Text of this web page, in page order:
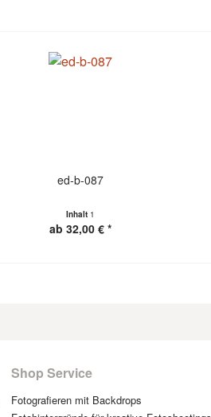
ed-b-087
Inhalt 1
ab 32,00 € *
Shop Service
Fotografieren mit Backdrops